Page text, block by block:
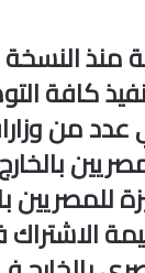
النسخة
كافة
عدد من
للمصريين